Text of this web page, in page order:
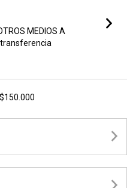
MEDIOS A
transferencia
$150.000